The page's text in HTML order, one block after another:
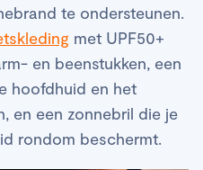
te ondersteunen.
met UPF50+
en beenstukken, een
hoofdhuid en het
en een zonnebril die je
rondom beschermt.